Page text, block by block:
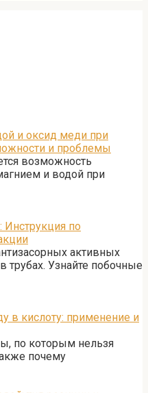
и оксид меди при
и проблемы
возможность
и водой при
Инструкция по
активных
трубах. Узнайте побочные
в кислоту: применение и
по которым нельзя
почему